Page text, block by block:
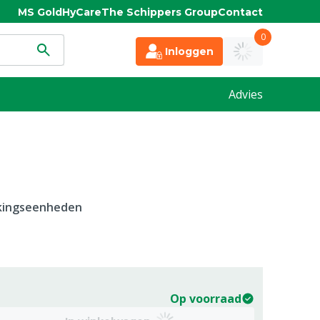
MS GoldHyCareThe Schippers GroupContact
Inloggen
0
Advies
Op voorraad